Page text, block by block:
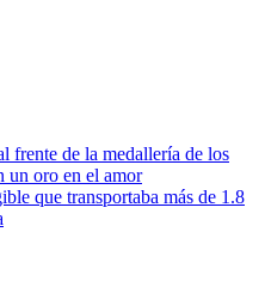
frente de la medallería de los
un oro en el amor
que transportaba más de 1.8